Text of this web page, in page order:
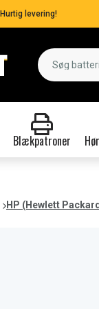
Hurtig levering!
Blækpatroner
HP (Hewlett